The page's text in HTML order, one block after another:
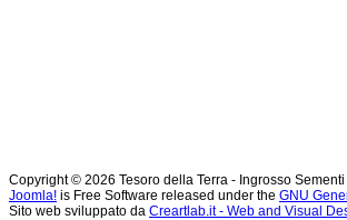
Copyright © 2026 Tesoro della Terra - Ingrosso
Joomla! is Free Software released under the GNU
Sito web sviluppato da Creartlab.it - Web and Visual